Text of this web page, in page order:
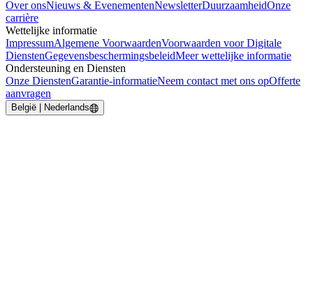
Over onsNieuws & EvenementenNewsletterDuurzaamheidOnze
carrière
Wettelijke informatie
ImpressumAlgemene VoorwaardenVoorwaarden voor Digitale
DienstenGegevensbeschermingsbeleidMeer wettelijke informatie
Ondersteuning en Diensten
Onze DienstenGarantie-informatieNeem contact met ons opOfferte
aanvragen
België | Nederlands